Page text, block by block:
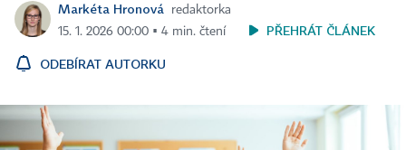
Markéta Hronová
redaktorka
15. 1. 2026 00:00 ▪ 4 min. čtení
PŘEHRÁT ČLÁNEK
ODEBÍRAT AUTORKU